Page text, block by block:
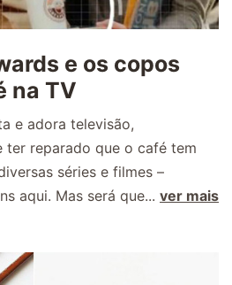
e os copos
na TV
e adora televisão,
ter reparado que o café tem
séries e filmes –
aqui. Mas será que... ver mais